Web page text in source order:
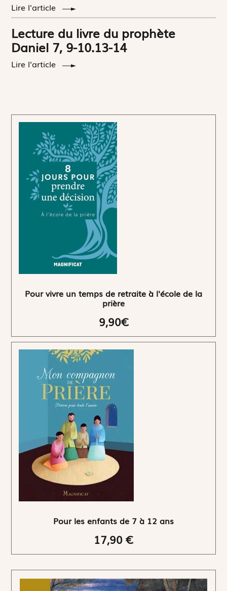
Lire l'article
Lecture du livre du prophète
Daniel 7, 9-10.13-14
Lire l'article
Pour vivre un temps de retraite à l'école de la
prière
9,90€
Pour les enfants de 7 à 12 ans
17,90 €